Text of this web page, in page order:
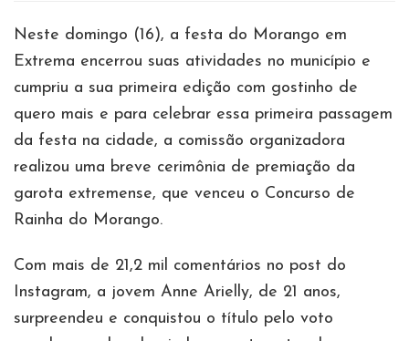
Neste domingo (16), a festa do Morango em
Extrema encerrou suas atividades no município e
cumpriu a sua primeira edição com gostinho de
quero mais e para celebrar essa primeira passagem
da festa na cidade, a comissão organizadora
realizou uma breve cerimônia de premiação da
garota extremense, que venceu o Concurso de
Rainha do Morango.
Com mais de 21,2 mil comentários no post do
Instagram, a jovem Anne Arielly, de 21 anos,
surpreendeu e conquistou o título pelo voto